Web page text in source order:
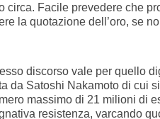
circa. Facile prevedere che
la quotazione dell’oro, se
discorso vale per quello
da Satoshi Nakamoto di cui
massimo di 21 milioni di
resistenza, varcando